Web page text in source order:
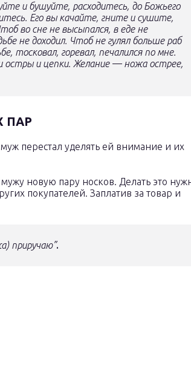
и бушуйте, расходитесь, до Божьего
Его вы качайте, гните и сушите,
во сне не высыпался, в еде не
не доходил. Чтоб не гулял больше раб
тосковал, горевал, печалился по мне.
остры и цепки. Желание — ножа острее,
ПАР
перестал уделять ей внимание и их
новую пару носков. Делать это
покупателей. Заплатив за товар и
приручаю”.